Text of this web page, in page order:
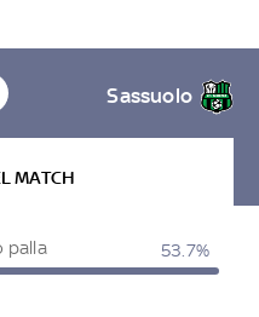
Sassuolo
MATCH
palla 53.7%